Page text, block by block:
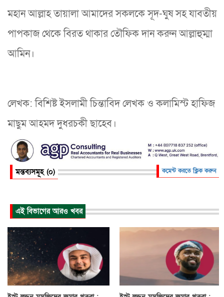
মহান আল্লাহ তায়ালা আমাদের সকলকে সূদ-ঘুষ সহ যাবতীয়
পাপকাজ থেকে বিরত থাকার তৌফিক দান করুন আল্লাহুম্মা
আমিন।
লেখক: বিশিষ্ট ইসলামী চিন্তাবিদ লেখক ও কলামিস্ট হাফিজ
মাছুম আহমদ দুধরচকী ছাহেব।
মন্তব্যসমূহ (০) কমেন্ট করতে ক্লিক করুন
এই বিভাগের আরও খবর